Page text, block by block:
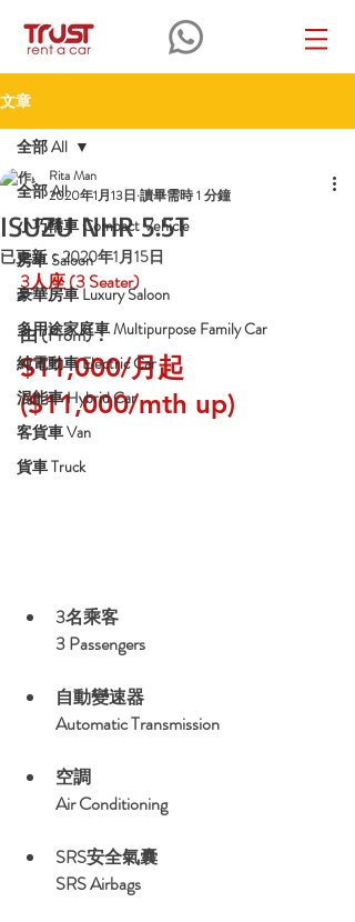
文章
全部 All
小巧轎車 Compact Vehicle
房車 Saloon
豪華房車 Luxury Saloon
多用途家庭車 Multipurpose Family Car
純電動車 Electric Car
混能車 Hybrid Car
客貨車 Van
貨車 Truck
全部 All
ISUZU NHR 5.5T
Rita Man
2020年1月13日 讀畢需時 1 分鐘
已更新：2020年1月15日
3人座 (3 Seater)
由 (From)：
$11,000/月起
($11,000/mth up)
3名乘客
3 Passengers
自動變速器
Automatic Transmission
空調
Air Conditioning
SRS安全氣囊
SRS Airbags